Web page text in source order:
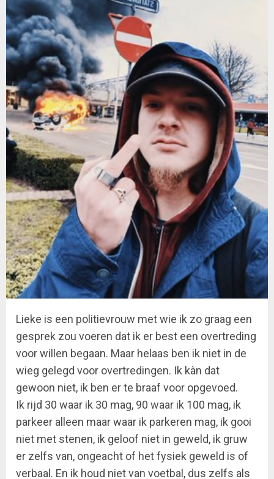
Lieke is een politievrouw met wie ik zo graag een
gesprek zou voeren dat ik er best een overtreding
voor willen begaan. Maar helaas ben ik niet in de
wieg gelegd voor overtredingen. Ik kàn dat
gewoon niet, ik ben er te braaf voor opgevoed.
Ik rijd 30 waar ik 30 mag, 90 waar ik 100 mag, ik
parkeer alleen maar waar ik parkeren mag, ik gooi
niet met stenen, ik geloof niet in geweld, ik gruw
er zelfs van, ongeacht of het fysiek geweld is of
verbaal. En ik houd niet van voetbal, dus zelfs als